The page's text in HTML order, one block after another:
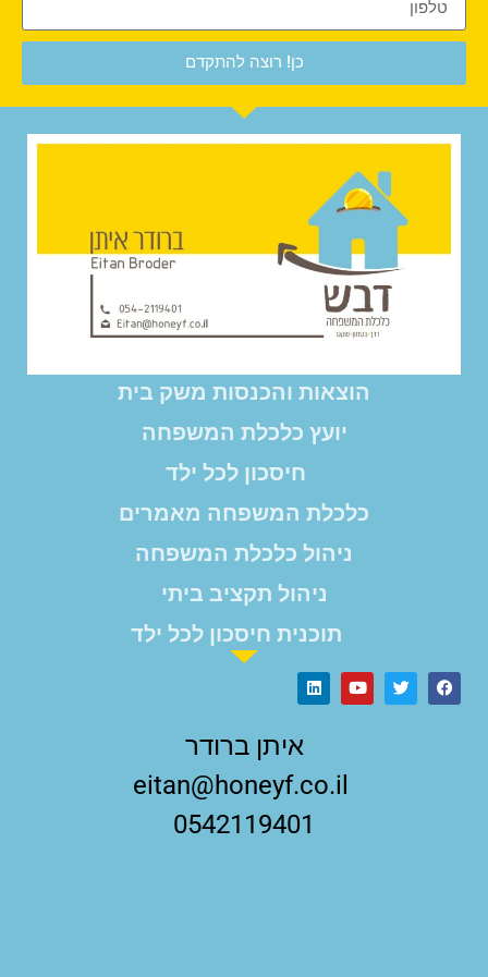
כן! רוצה להתקדם
הוצאות והכנסות משק בית
יועץ כלכלת המשפחה
חיסכון לכל ילד
כלכלת המשפחה מאמרים
ניהול כלכלת המשפחה
ניהול תקציב ביתי
תוכנית חיסכון לכל ילד
איתן ברודר
0542119401